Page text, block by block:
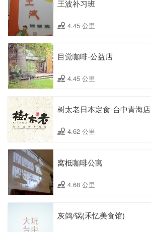
王波补习班
4.45 公里
目觉咖啡-公益店
4.45 公里
树太老日本定食-台中青海店
4.62 公里
窝柢咖啡公寓
4.68 公里
灰鸽/锅(禾忆美食馆)